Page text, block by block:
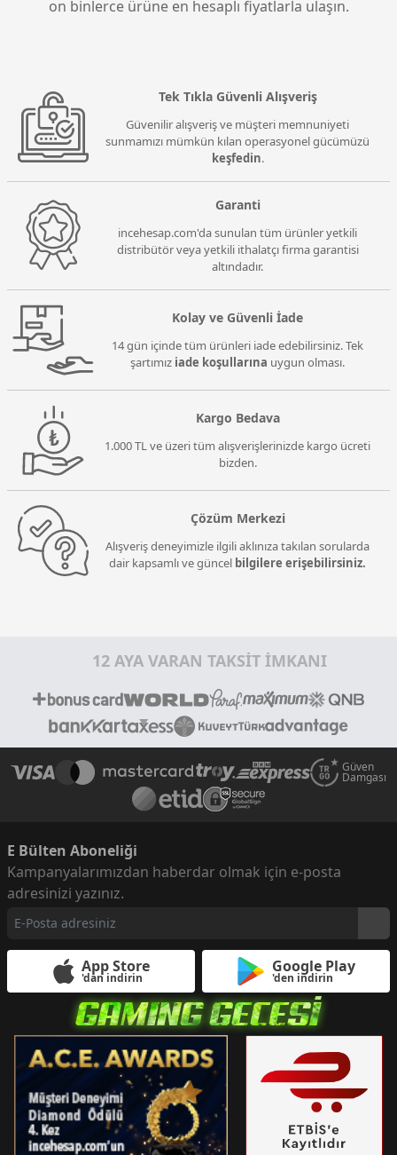
GIGABYTE GP-UD850GM PG5 ICE V2 850W 80+
Gold Güç Kaynağı
on binlerce ürüne en hesaplı fiyatlarla ulaşın.
Tek Tıkla Güvenli Alışveriş
Güvenilir alışveriş ve müşteri memnuniyeti
sunmamızı mümkün kılan operasyonel gücümüzü
keşfedin.
Garanti
incehesap.com'da sunulan tüm ürünler yetkili
distribütör veya yetkili ithalatçı firma garantisi
altındadır.
Kolay ve Güvenli İade
14 gün içinde tüm ürünleri iade edebilirsiniz. Tek
şartımız iade koşullarına uygun olması.
Kargo Bedava
1.000 TL ve üzeri tüm alışverişlerinizde kargo ücreti
bizden.
Çözüm Merkezi
Alışveriş deneyimizle ilgili aklınıza takılan sorularda
dair kapsamlı ve güncel bilgilere erişebilirsiniz.
12 AYA VARAN TAKSİT İMKANI
Güven
Damgası
E Bülten Aboneliği
Kampanyalarımızdan haberdar olmak için e-posta
adresinizi yazınız.
App Store
'dan indirin
Google Play
'den indirin